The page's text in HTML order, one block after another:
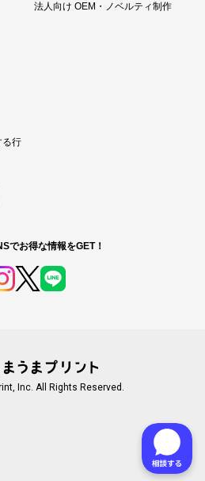
法人向け OEM・ノベルティ制作
る行
でお得な情報をGET！
Inc. All Rights Reserved.